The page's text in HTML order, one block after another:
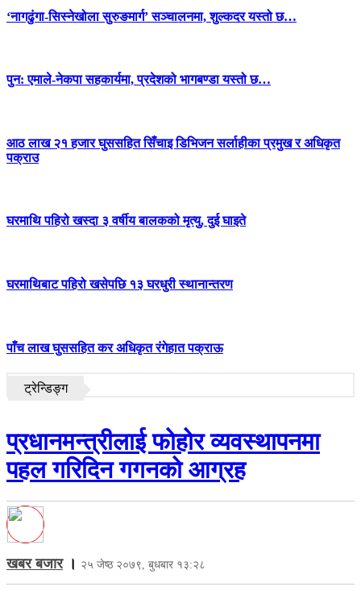
‘नागढुंगा-सिस्नेखोला सुरुङमार्ग’ सञ्चालनमा, शुल्कदर यस्तो छ…
पुन: एमाले-नेकपा सहकार्यमा, प्रदेशको भागबण्डा यस्तो छ…
आठ लाख २१ हजार घुससहित सिँचाइ डिभिजन सर्लाहीका प्रमुख र अधिकृत
पक्राउ
घरमाथि पहिरो खस्दा ३ वर्षीय बालकको मृत्यु, दुई घाइते
घरमाथिबाट पहिरो खसेपछि १३ घरधुरी स्थानान्तरण
पाँच लाख घुससहित कर अधिकृत रंगेहात पक्राऊ
ट्रेन्डिङ्ग
प्रधानमन्त्रीलाई फोहोर व्यवस्थापनमा
पहल गरिदिन गगनको आग्रह
खबर बजार। २५ जेष्ठ २०७९, बुधबार १३:२८